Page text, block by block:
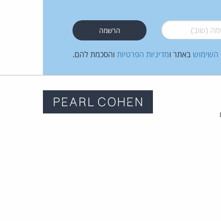
(שוב)*
השימוש באתר ומדיניות הפרטיות והסכמת להם.